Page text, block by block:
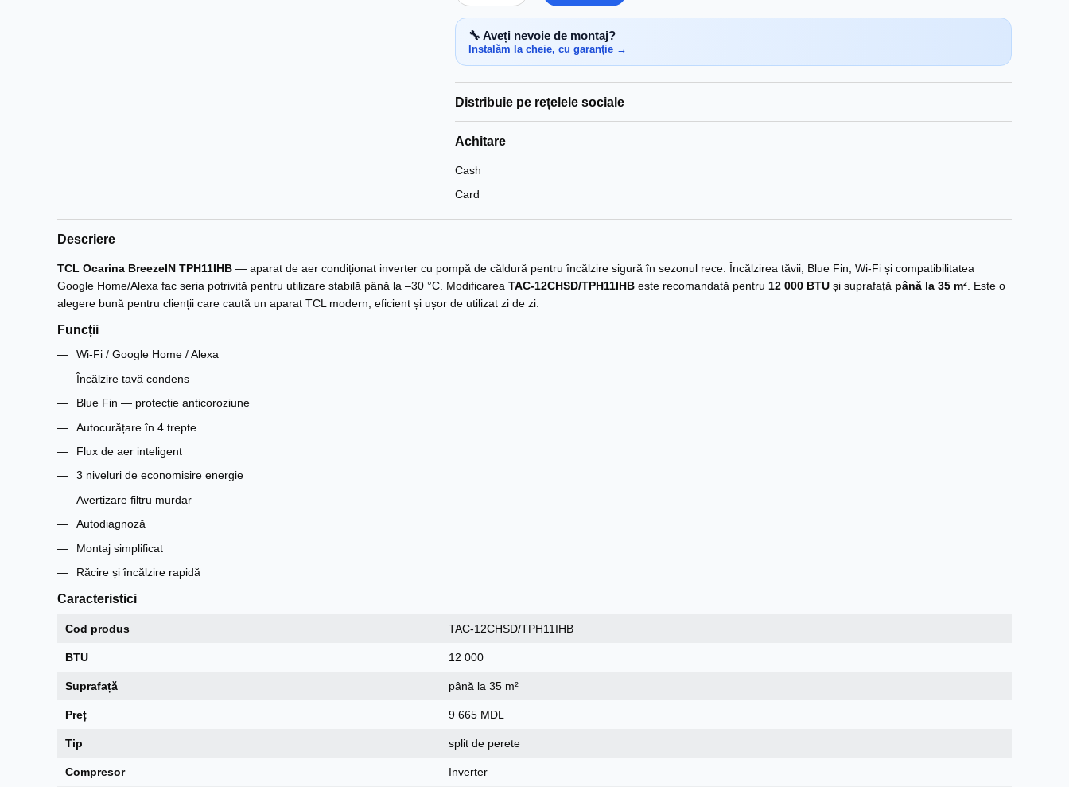
🔧 Aveți nevoie de montaj?
Instalăm la cheie, cu garanție →
Distribuie pe rețelele sociale
Achitare
Cash
Card
Descriere
TCL Ocarina BreezeIN TPH11IHB — aparat de aer condiționat inverter cu pompă de căldură pentru încălzire sigură în sezonul rece. Încălzirea tăvii, Blue Fin, Wi‑Fi și compatibilitatea
Google Home/Alexa fac seria potrivită pentru utilizare stabilă până la –30 °C. Modificarea TAC-12CHSD/TPH11IHB este recomandată pentru 12 000 BTU și suprafață până la 35 m². Este o
alegere bună pentru clienții care caută un aparat TCL modern, eficient și ușor de utilizat zi de zi.
Funcții
Wi‑Fi / Google Home / Alexa
Încălzire tavă condens
Blue Fin — protecție anticoroziune
Autocurățare în 4 trepte
Flux de aer inteligent
3 niveluri de economisire energie
Avertizare filtru murdar
Autodiagnoză
Montaj simplificat
Răcire și încălzire rapidă
Caracteristici
Cod produs TAC-12CHSD/TPH11IHB
BTU 12 000
Suprafață până la 35 m²
Preț 9 665 MDL
Tip split de perete
Compresor Inverter